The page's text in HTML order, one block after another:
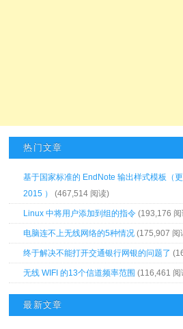
热门文章
基于国家标准的 EndNote 输出样式模板（
2015 ）
(467,514 阅读)
Linux 中将用户添加到组的指令 (193,176 阅
电脑连不上无线网络的5种情况 (175,907 阅
终于解决不能打开交通银行网银的问题了
无线 WIFI 的13个信道频率范围 (116,461 阅
最新文章